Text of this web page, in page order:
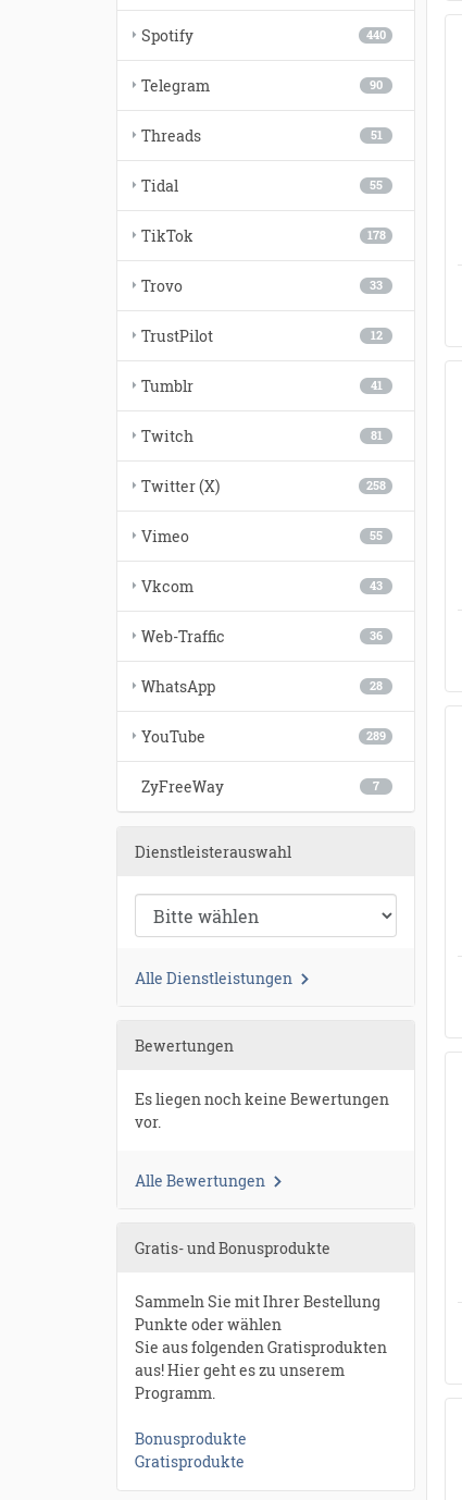
440
Spotify
90
Telegram
51
Threads
55
Tidal
178
TikTok
33
Trovo
12
TrustPilot
41
Tumblr
81
Twitch
258
Twitter (X)
55
Vimeo
43
Vkcom
36
Web-Traffic
28
WhatsApp
289
YouTube
7
ZyFreeWay
Dienstleisterauswahl
Alle Dienstleistungen
Bewertungen
Es liegen noch keine Bewertungen
vor.
Alle Bewertungen
Gratis- und Bonusprodukte
Sammeln Sie mit Ihrer Bestellung
Punkte oder wählen
Sie aus folgenden Gratisprodukten
aus! Hier geht es zu unserem
Programm.
Bonusprodukte
Gratisprodukte
●
●
● ●
●●